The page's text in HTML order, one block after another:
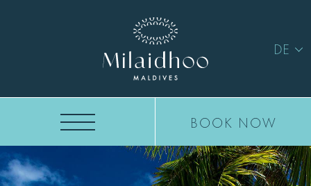
DE
BOOK NOW